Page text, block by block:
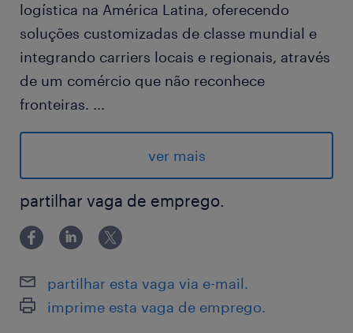
logística na América Latina, oferecendo
soluções customizadas de classe mundial e
integrando carriers locais e regionais, através
de um comércio que não reconhece
fronteiras. ...
Quais são os desafios da posição?
Organizar o workflow do time, promover set
ups debates com o time (análise dos KPis).
Interface com pares, capaz de trazer inputs,
análise de causa raiz, elaborar planos de
ação. Bem organizado, gestão de processos,
urgência. Garantir as entregas dentro do SLA
estabelecido, flexível e dinâmico.
ver mais
partilhar vaga de emprego.
partilhar esta vaga via e-mail.
imprime esta vaga de emprego.